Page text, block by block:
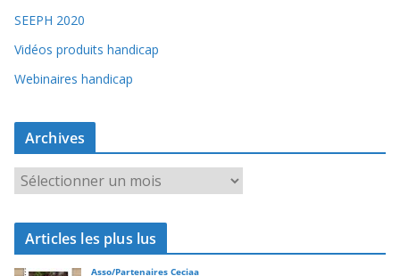
SEEPH 2020
Vidéos produits handicap
Webinaires handicap
Archives
r
c
i
Articles les plus lus